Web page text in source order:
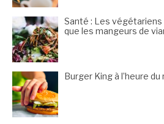
Santé : Les
que les mangeurs de
Burger King à l’heure